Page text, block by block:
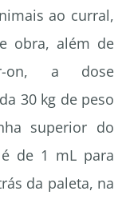
ao curral,
obra, além de
on, a dose
30 kg de peso
superior do
de 1 mL para
da paleta, na